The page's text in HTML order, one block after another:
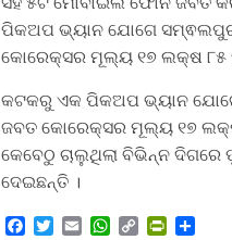
ପିକଅପ ଭ୍ୟାନ ଯୋଗେ
କୋରେକ୍ସର ମୂଲ୍ୟ ୧୭ ଲକ୍ଷ ୮୫
କଟକରୁ ଏକ ପିକଅପ ଭ୍ୟାନ
ଜବତ କୋରେକ୍ସର ମୂଲ୍ୟ ୧୭
କେବେଠୁ ଚାଲୁଥିଲା ବିଭିନ୍ନ
ଦେଇଛନ୍ତି ।
T
E
W
C
P